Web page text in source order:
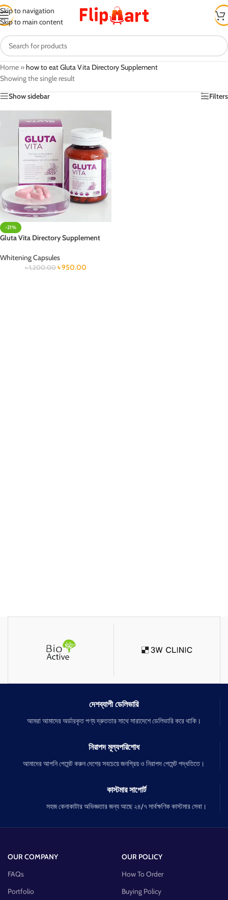
Skip to navigation
Skip to main content
Home »how to eat Gluta Vita Directory Supplement
Showing the single result
Show sidebar
Filters
-21%
Gluta Vita Directory Supplement
Whitening Capsules
৳1,200.00 ৳950.00
দেশব্যাপী ডেলিভারি
আমরা আমাদের অর্ডারকৃত পণ্য দ্রুততার সাথে সারাদেশে ডেলিভারি করে থাকি।
নিরাপদ মূল্যপরিশোধ
আমাদের আপনি পেমেন্ট করুন দেশের সবচেয়ে জনপ্রিয় ও নিরাপদ পেমেন্ট পদ্ধতিতে।
কাস্টমার সাপোর্ট
সহজ কেনাকাটার অভিজ্ঞতার জন্য আছে ২৪/৭ সার্বক্ষণিক কাস্টমার সেবা।
OUR COMPANY
FAQs
Portfolio
OUR POLICY
How To Order
Buying Policy